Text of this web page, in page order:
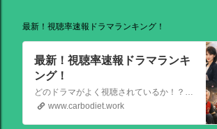
最新！視聴率速報ドラマランキング！
最新！視聴率速報ドラマランキ
ング！
どのドラマがよく視聴されているか！？視聴率速報ドラマランキングを大公開！相棒強し！日曜劇場強し！
www.carbodiet.work